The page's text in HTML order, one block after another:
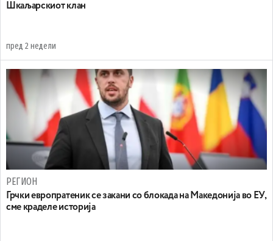
Шкаљарскиот клан
пред 2 недели
РЕГИОН
Грчки европратеник се закани со блокада на Македонија во ЕУ,
сме краделе историја